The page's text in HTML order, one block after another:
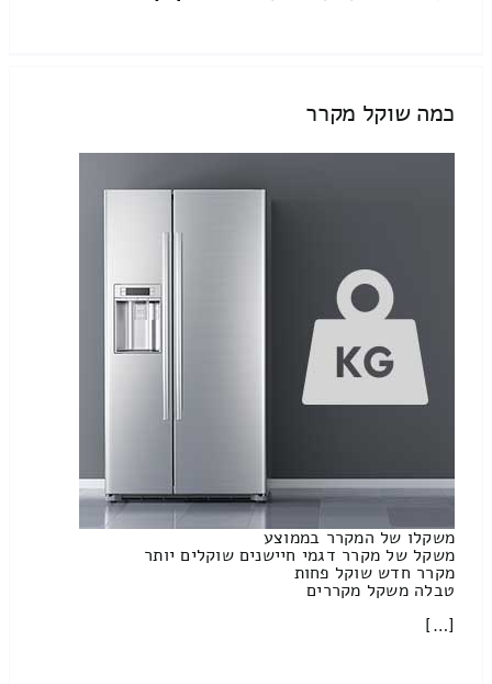
כמה שוקל מקרר
משקלו של המקרר בממוצע
משקל של מקרר דגמי חיישנים שוקלים יותר
מקרר חדש שוקל פחות
טבלה משקל מקררים
[…]